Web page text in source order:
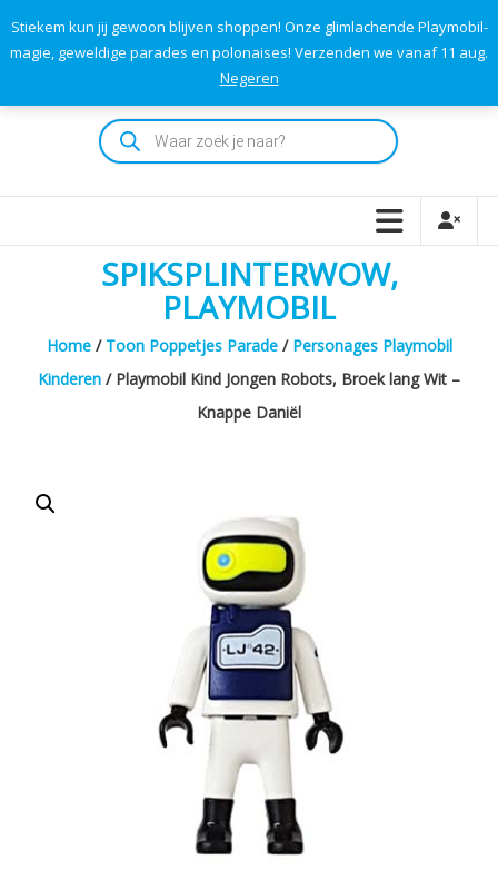
Stiekem kun jij gewoon blijven shoppen! Onze glimlachende Playmobil-
magie, geweldige parades en polonaises! Verzenden we vanaf 11 aug.
Negeren
content
Playmodok
Tweedehands
dromen
voor
iedereen
TOTAAL
Producten
zoeken
SPIKSPLINTERWOW,
PLAYMOBIL
Home/ Toon Poppetjes Parade/ Personages Playmobil
Kinderen / Playmobil Kind Jongen Robots, Broek lang Wit –
Knappe Daniël